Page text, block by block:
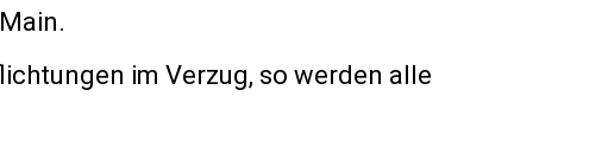
im Verzug, so werden alle